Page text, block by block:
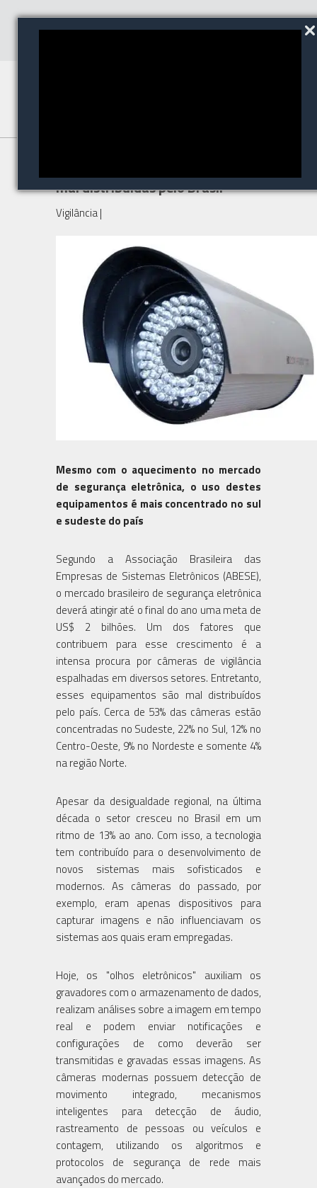
mal distribuídas pelo Brasil
Vigilância|
Mesmo com o aquecimento no mercado
de segurança eletrônica, o uso destes
equipamentos é mais concentrado no sul
e sudeste do país
Segundo a Associação Brasileira das
Empresas de Sistemas Eletrônicos (ABESE),
o mercado brasileiro de segurança eletrônica
deverá atingir até o final do ano uma meta de
US$ 2 bilhões. Um dos fatores que
contribuem para esse crescimento é a
intensa procura por câmeras de vigilância
espalhadas em diversos setores. Entretanto,
esses equipamentos são mal distribuídos
pelo país. Cerca de 53% das câmeras estão
concentradas no Sudeste, 22% no Sul, 12% no
Centro-Oeste, 9% no Nordeste e somente 4%
na região Norte.
Apesar da desigualdade regional, na última
década o setor cresceu no Brasil em um
ritmo de 13% ao ano. Com isso, a tecnologia
tem contribuído para o desenvolvimento de
novos sistemas mais sofisticados e
modernos. As câmeras do passado, por
exemplo, eram apenas dispositivos para
capturar imagens e não influenciavam os
sistemas aos quais eram empregadas.
Hoje, os "olhos eletrônicos" auxiliam os
gravadores com o armazenamento de dados,
realizam análises sobre a imagem em tempo
real e podem enviar notificações e
configurações de como deverão ser
transmitidas e gravadas essas imagens. As
câmeras modernas possuem detecção de
movimento integrado, mecanismos
inteligentes para detecção de áudio,
rastreamento de pessoas ou veículos e
contagem, utilizando os algoritmos e
protocolos de segurança de rede mais
avançados do mercado.